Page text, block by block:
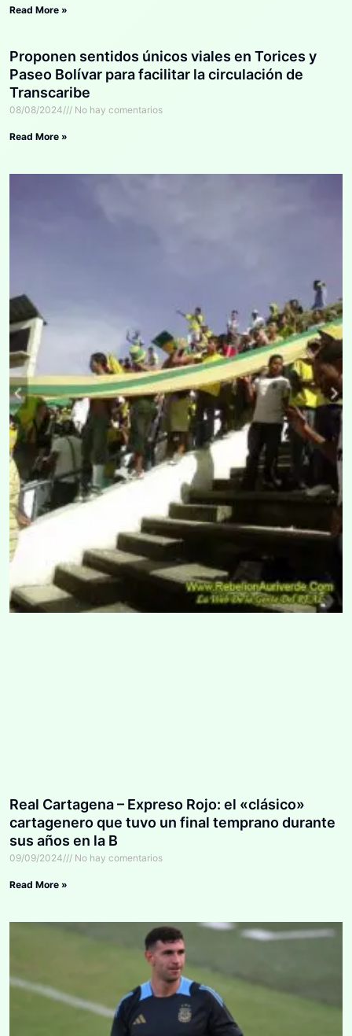
Read More »
Proponen sentidos únicos viales en Torices y
Paseo Bolívar para facilitar la circulación de
Transcaribe
08/08/2024 No hay comentarios
Read More »
Real Cartagena – Expreso Rojo: el «clásico»
cartagenero que tuvo un final temprano durante
sus años en la B
09/09/2024 No hay comentarios
Read More »